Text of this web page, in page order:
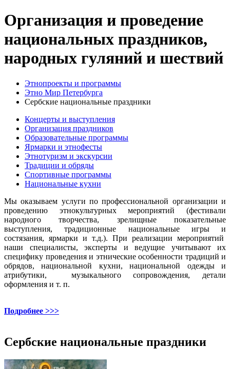
Организация и проведение
национальных праздников,
народных гуляний и шествий
Этнопроекты и программы
Этно Мир Петербурга
Сербские национальные праздники
Концерты и выступления
Организация праздников
Образовательные программы
Ярмарки и этнофесты
Этнотуризм и экскурсии
Традиции и обряды
Спортивные программы
Национальные кухни
Мы оказываем услуги по профессиональной организации и
проведению этнокультурных мероприятий (фестивали
народного творчества, зрелищные показательные
выступления, традиционные национальные игры и
состязания, ярмарки и т.д.). При реализации мероприятий
наши специалисты, эксперты и ведущие учитывают их
специфику проведения и этнические особенности традиций и
обрядов, национальной кухни, национальной одежды и
атрибутики, музыкального сопровождения, детали
оформления и т. п.
Подробнее >>>
Сербские национальные праздники